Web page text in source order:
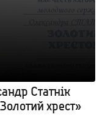
Статнік
хрест»